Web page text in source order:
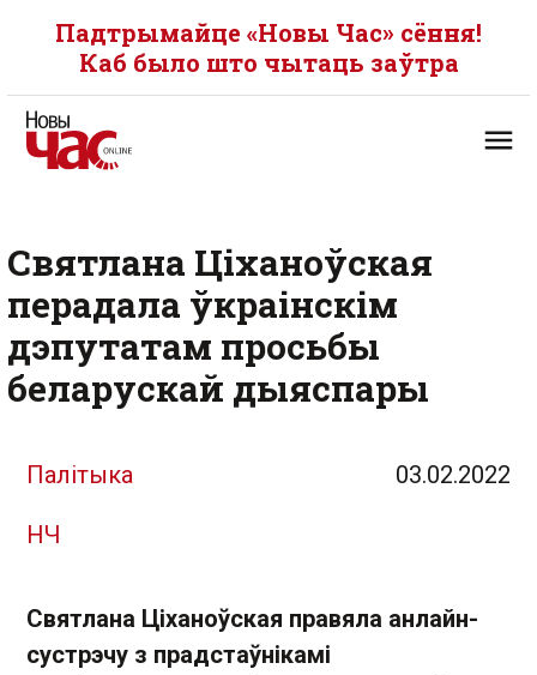
Падтрымайце «Новы Час» сёння!
Каб было што чытаць заўтра
Святлана Ціханоўская
перадала ўкраінскім
дэпутатам просьбы
беларускай дыяспары
Палітыка 03.02.2022
НЧ
Святлана Ціханоўская правяла анлайн-
сустрэчу з прадстаўнікамі